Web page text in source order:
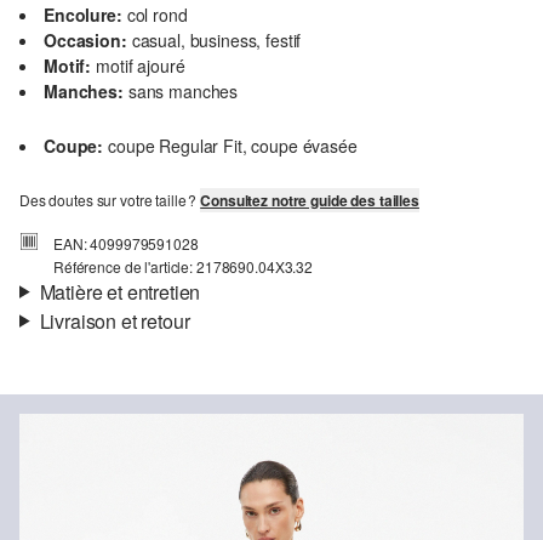
Encolure: col rond
Occasion: casual, business, festif
Motif: motif ajouré
Manches: sans manches
Coupe: coupe Regular Fit, coupe évasée
Des doutes sur votre taille ?Consultez notre guide des tailles
EAN: 4099979591028
Référence de l'article: 2178690.04X3.32
Matière et entretien
Livraison et retour
Ta commande sera expédiée par Colissimo dans un délai de 4 à 5